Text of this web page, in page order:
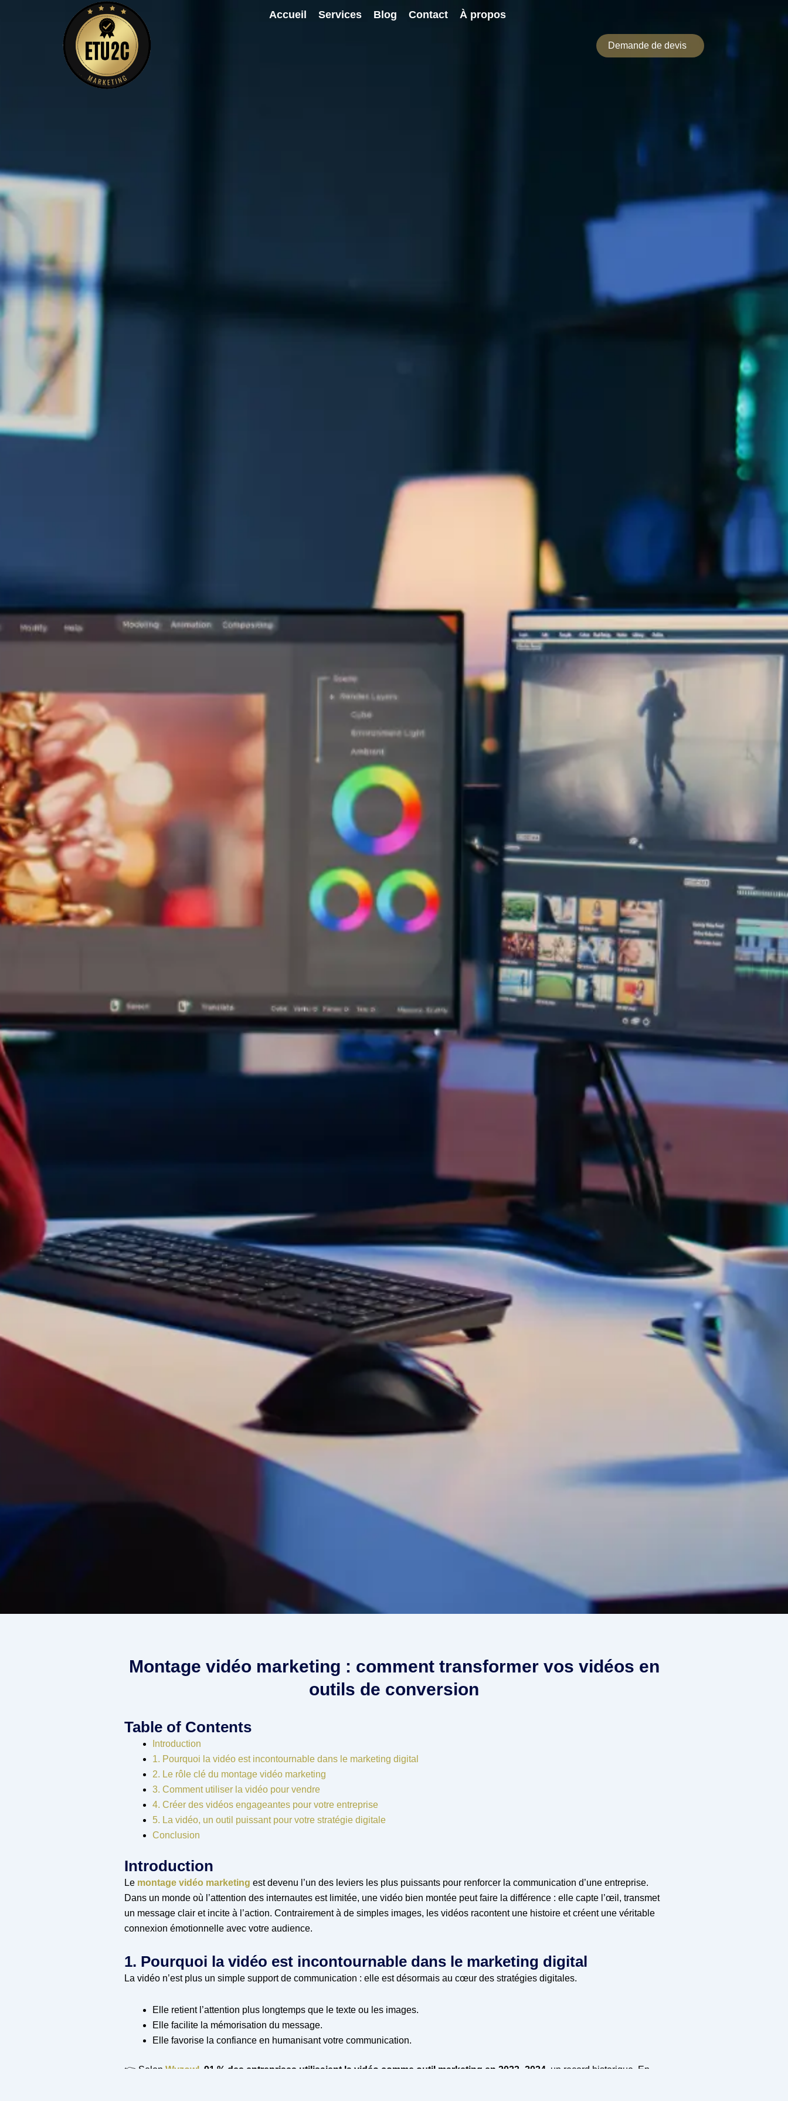
Accueil Services Blog Contact À propos
Demande de devis
Montage vidéo marketing : comment transformer vos vidéos en
outils de conversion
Table of Contents
Introduction
1. Pourquoi la vidéo est incontournable dans le marketing digital
2. Le rôle clé du montage vidéo marketing
3. Comment utiliser la vidéo pour vendre
4. Créer des vidéos engageantes pour votre entreprise
5. La vidéo, un outil puissant pour votre stratégie digitale
Conclusion
Introduction
Le montage vidéo marketing est devenu l’un des leviers les plus puissants pour renforcer la communication d’une entreprise.
Dans un monde où l’attention des internautes est limitée, une vidéo bien montée peut faire la différence : elle capte l’œil, transmet
un message clair et incite à l’action. Contrairement à de simples images, les vidéos racontent une histoire et créent une véritable
connexion émotionnelle avec votre audience.
1. Pourquoi la vidéo est incontournable dans le marketing digital
La vidéo n’est plus un simple support de communication : elle est désormais au cœur des stratégies digitales.
Elle retient l’attention plus longtemps que le texte ou les images.
Elle facilite la mémorisation du message.
Elle favorise la confiance en humanisant votre communication.
👉 Selon Wyzowl 91 % des entreprises utilisaient la vidéo comme outil marketing en 2023–2024 , un record historique. En